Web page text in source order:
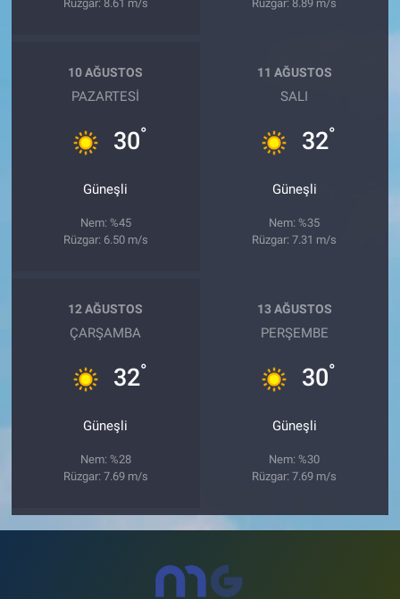
Rüzgar: 8.61 m/s
Rüzgar: 8.89 m/s
10 AĞUSTOS
PAZARTESI
30°
Güneşli
Nem: %45
Rüzgar: 6.50 m/s
11 AĞUSTOS
SALI
32°
Güneşli
Nem: %35
Rüzgar: 7.31 m/s
12 AĞUSTOS
ÇARŞAMBA
32°
Güneşli
Nem: %28
Rüzgar: 7.69 m/s
13 AĞUSTOS
PERŞEMBE
30°
Güneşli
Nem: %30
Rüzgar: 7.69 m/s